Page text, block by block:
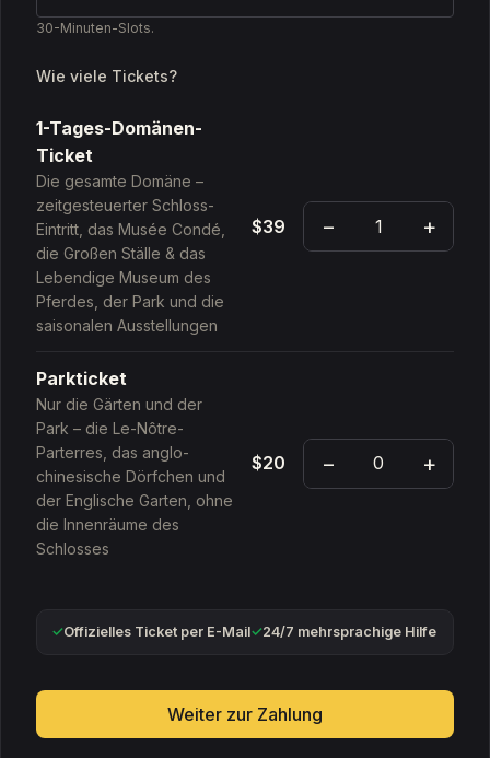
30-Minuten-Slots.
Wie viele Tickets?
1-Tages-Domänen-
Ticket
Die gesamte Domäne –
zeitgesteuerter Schloss-
Eintritt, das Musée Condé,
die Großen Ställe & das
Lebendige Museum des
Pferdes, der Park und die
saisonalen Ausstellungen
$39 − +
Parkticket
Nur die Gärten und der
Park – die Le-Nôtre-
Parterres, das anglo-
chinesische Dörfchen und
der Englische Garten, ohne
die Innenräume des
Schlosses
$20 − +
✓Offizielles Ticket per E-Mail✓24/7 mehrsprachige Hilfe
Weiter zur Zahlung